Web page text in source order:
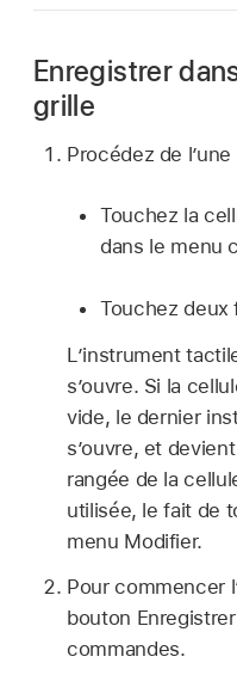
Enregistrer
grille
Procédez de
Touchez la
dans le menu
Touchez deux
L’instrument
s’ouvre. Si la
vide, le dernier
s’ouvre, et
rangée de la
utilisée, le fait de
menu Modifier.
Pour commencer
bouton
commandes.